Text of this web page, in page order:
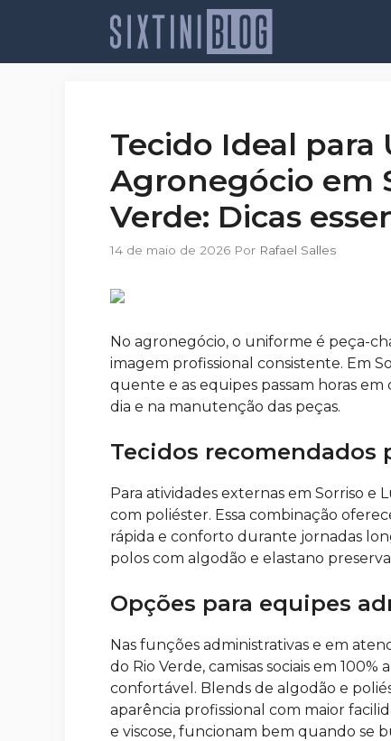
Tecido Ideal
Agronegócio em
Verde: Dicas
14 de maio de 2026 Por Rafael Salles
No agronegócio, o uniforme é peça-
imagem profissional consistente. Em
quente e as equipes passam horas
dia e na manutenção das peças.
Tecidos recomendados
Para atividades externas em Sorriso e
com poliéster. Essa combinação
rápida e conforto durante jornadas
polos com algodão e elastano
Opções para equipes
Nas funções administrativas e em
do Rio Verde, camisas sociais em
confortável. Blends de algodão e
aparência profissional com maior
e viscose, funcionam bem quando se